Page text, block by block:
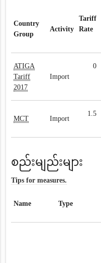
Country
Group
Activity
Tariff
Rate
ATIGA
Tariff
2017
Import
0
MCT Import
1.5
စည်းမျည်းများ
Tips for measures.
Name Type